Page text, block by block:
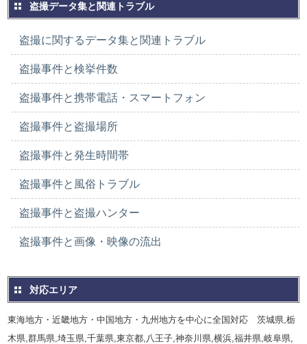
盗撮データ集と関連トラブル
盗撮に関するデータ集と関連トラブル
盗撮事件と検挙件数
盗撮事件と携帯電話・スマートフォン
盗撮事件と盗撮場所
盗撮事件と発生時間帯
盗撮事件と風俗トラブル
盗撮事件と盗撮ハンター
盗撮事件と画像・映像の流出
対応エリア
東海地方・近畿地方・中国地方・九州地方を中心に全国対応 茨城県,栃
木県,群馬県,埼玉県,千葉県,東京都,八王子,神奈川県,横浜,福井県,岐阜県,